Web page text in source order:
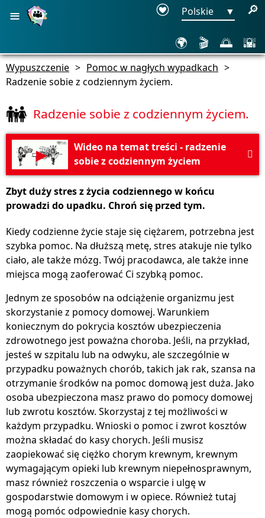
≡ Polskie ▼ 🔎
🌍 🎬 🌅 🌇
Wypuszczenie > Pomoc w nagłych wypadkach >
Radzenie sobie z codziennym życiem.
Radzenie sobie z codziennym życiem.
▶
Wideo na temat treści - radzenie
sobie z codziennym życiem

Zbyt duży stres z życia codziennego w końcu
prowadzi do upadku. Chroń się przed tym.
Kiedy codzienne życie staje się ciężarem, potrzebna jest
szybka pomoc. Na dłuższą metę, stres atakuje nie tylko
ciało, ale także mózg. Twój pracodawca, ale także inne
miejsca mogą zaoferować Ci szybką pomoc.
Jednym ze sposobów na odciążenie organizmu jest
skorzystanie z pomocy domowej. Warunkiem
koniecznym do pokrycia kosztów ubezpieczenia
zdrowotnego jest poważna choroba. Jeśli, na przykład,
jesteś w szpitalu lub na odwyku, ale szczególnie w
przypadku poważnych chorób, takich jak rak, szansa na
otrzymanie środków na pomoc domową jest duża. Jako
osoba ubezpieczona masz prawo do pomocy domowej
lub zwrotu kosztów. Skorzystaj z tej możliwości w
każdym przypadku. Wnioski o pomoc i zwrot kosztów
można składać do kasy chorych. Jeśli musisz
zaopiekować się ciężko chorym krewnym, krewnym
wymagającym opieki lub krewnym niepełnosprawnym,
masz również roszczenia o wsparcie i ulgę w
gospodarstwie domowym i w opiece. Również tutaj
mogą pomóc odpowiednie kasy chorych.